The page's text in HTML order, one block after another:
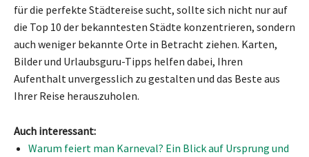
für die perfekte Städtereise sucht, sollte sich nicht nur auf
die Top 10 der bekanntesten Städte konzentrieren, sondern
auch weniger bekannte Orte in Betracht ziehen. Karten,
Bilder und Urlaubsguru-Tipps helfen dabei, Ihren
Aufenthalt unvergesslich zu gestalten und das Beste aus
Ihrer Reise herauszuholen.
Auch interessant:
Warum feiert man Karneval? Ein Blick auf Ursprung und